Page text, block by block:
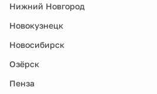
Нижний Новгород
Новокузнецк
Новосибирск
Озёрск
Пенза